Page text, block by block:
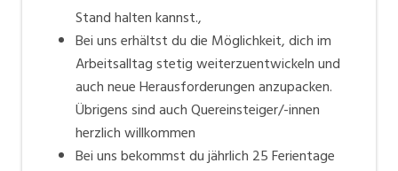
Stand halten kannst.,
Bei uns erhältst du die Möglichkeit, dich im
Arbeitsalltag stetig weiterzuentwickeln und
auch neue Herausforderungen anzupacken.
Übrigens sind auch Quereinsteiger/-innen
herzlich willkommen
Bei uns bekommst du jährlich 25 Ferientage